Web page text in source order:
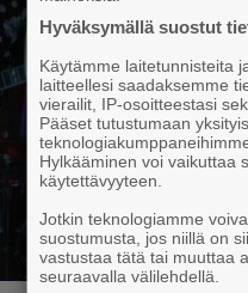
Hyväksymällä suostut
Käytämme laitetunnisteita
laitteellesi saadaksemme
vierailit, IP-osoitteestasi
Pääset tutustumaan
Hylkääminen voi vaikuttaa
käytettävyyteen.
Jotkin teknologiamme
suostumusta, jos niillä on
vastustaa tätä tai muuttaa
seuraavalla välilehdellä.